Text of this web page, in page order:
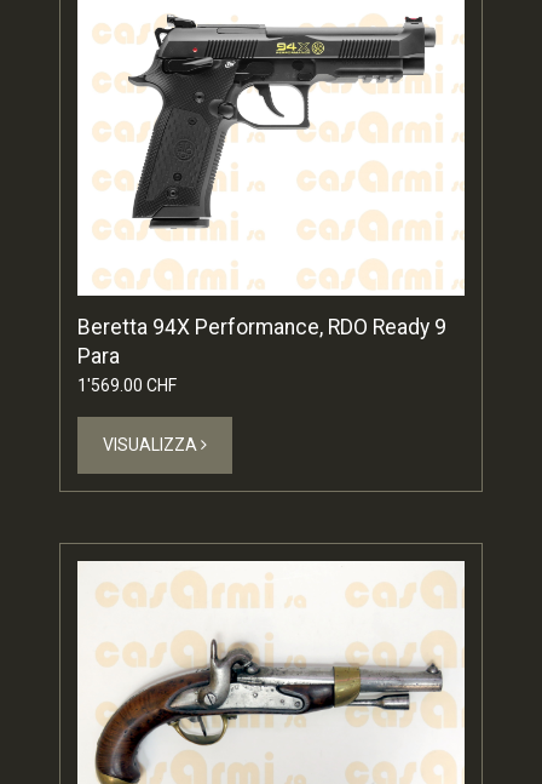
Beretta 94X Performance, RDO Ready 9
Para
1'569.00 CHF
VISUALIZZA